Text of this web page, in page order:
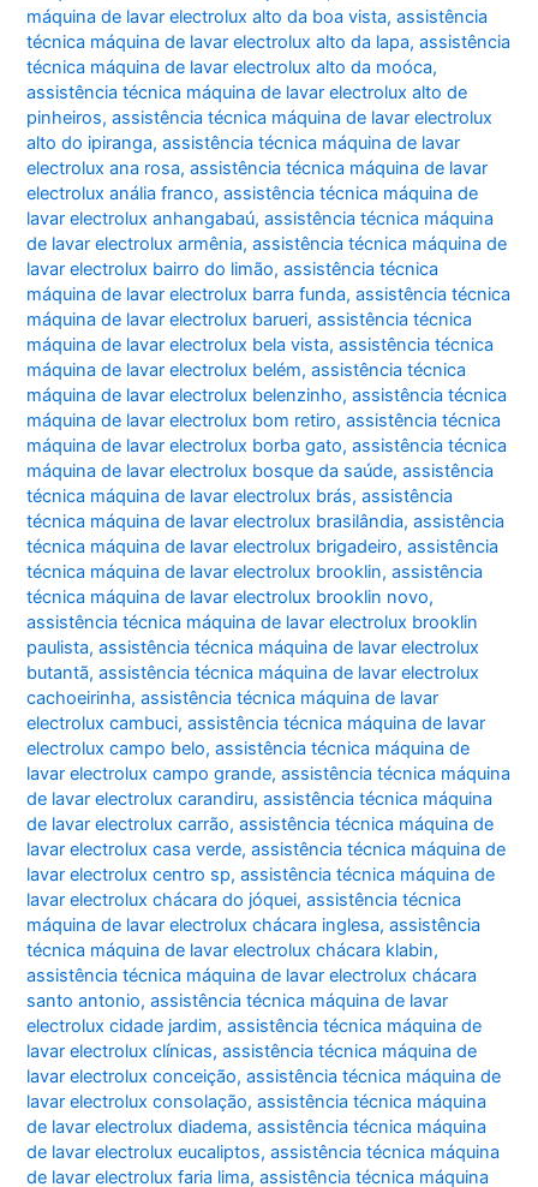
máquina de lavar electrolux alto da boa vista,assistência
técnica máquina de lavar electrolux alto da lapa,assistência
técnica máquina de lavar electrolux alto da moóca,
assistência técnica máquina de lavar electrolux alto de
pinheiros,assistência técnica máquina de lavar electrolux
alto do ipiranga,assistência técnica máquina de lavar
electrolux ana rosa,assistência técnica máquina de lavar
electrolux anália franco,assistência técnica máquina de
lavar electrolux anhangabaú,assistência técnica máquina
de lavar electrolux armênia,assistência técnica máquina de
lavar electrolux bairro do limão,assistência técnica
máquina de lavar electrolux barra funda,assistência técnica
máquina de lavar electrolux barueri,assistência técnica
máquina de lavar electrolux bela vista,assistência técnica
máquina de lavar electrolux belém,assistência técnica
máquina de lavar electrolux belenzinho,assistência técnica
máquina de lavar electrolux bom retiro,assistência técnica
máquina de lavar electrolux borba gato,assistência técnica
máquina de lavar electrolux bosque da saúde,assistência
técnica máquina de lavar electrolux brás,assistência
técnica máquina de lavar electrolux brasilândia,assistência
técnica máquina de lavar electrolux brigadeiro,assistência
técnica máquina de lavar electrolux brooklin,assistência
técnica máquina de lavar electrolux brooklin novo,
assistência técnica máquina de lavar electrolux brooklin
paulista,assistência técnica máquina de lavar electrolux
butantã,assistência técnica máquina de lavar electrolux
cachoeirinha,assistência técnica máquina de lavar
electrolux cambuci,assistência técnica máquina de lavar
electrolux campo belo,assistência técnica máquina de
lavar electrolux campo grande,assistência técnica máquina
de lavar electrolux carandiru,assistência técnica máquina
de lavar electrolux carrão,assistência técnica máquina de
lavar electrolux casa verde,assistência técnica máquina de
lavar electrolux centro sp,assistência técnica máquina de
lavar electrolux chácara do jóquei,assistência técnica
máquina de lavar electrolux chácara inglesa,assistência
técnica máquina de lavar electrolux chácara klabin,
assistência técnica máquina de lavar electrolux chácara
santo antonio,assistência técnica máquina de lavar
electrolux cidade jardim,assistência técnica máquina de
lavar electrolux clínicas,assistência técnica máquina de
lavar electrolux conceição,assistência técnica máquina de
lavar electrolux consolação,assistência técnica máquina
de lavar electrolux diadema,assistência técnica máquina
de lavar electrolux eucaliptos,assistência técnica máquina
de lavar electrolux faria lima,assistência técnica máquina